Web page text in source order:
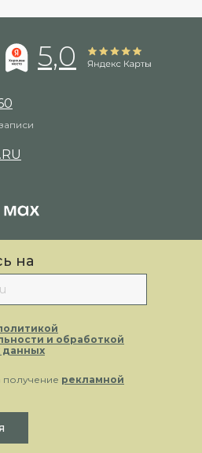
на
и обработкой
данных
получение рекламной
5,0